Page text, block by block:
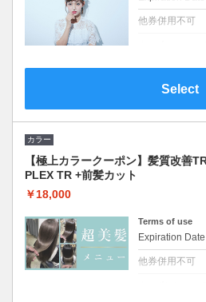
他券併用不可
なし。
Select
カラー
【極上カラークーポン】髪質改善
PLEX TR +前髪カット
￥18,000
Terms of use
Expiration Date
他券併用不可